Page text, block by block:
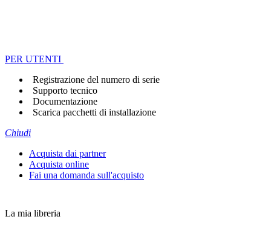
PER UTENTI
Registrazione del numero di serie
Supporto tecnico
Documentazione
Scarica pacchetti di installazione
Chiudi
Acquista dai partner
Acquista online
Fai una domanda sull'acquisto
La mia libreria